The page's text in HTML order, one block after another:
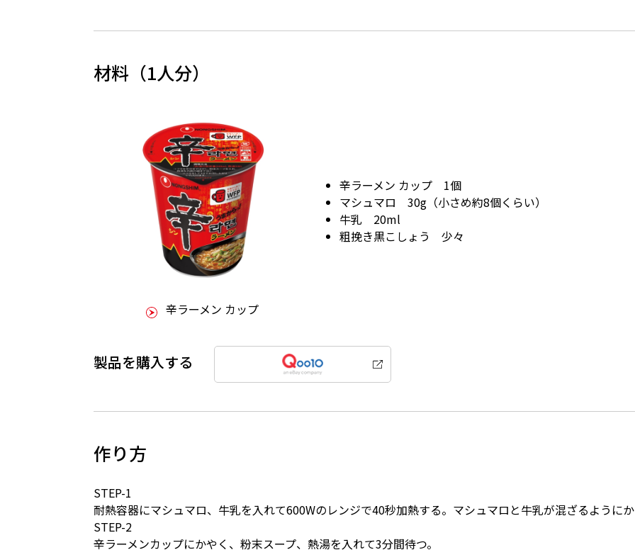
材料（1人分）
辛ラーメン カップ
辛ラーメン カップ 1個
マシュマロ 30g（小さめ約8個くらい）
牛乳 20ml
粗挽き黒こしょう 少々
製品を購入する
作り方
STEP-1
耐熱容器にマシュマロ、牛乳を入れて600Wのレンジで40秒加熱する。マシュマロと牛乳が混ざるようにか
STEP-2
辛ラーメンカップにかやく、粉末スープ、熱湯を入れて3分間待つ。